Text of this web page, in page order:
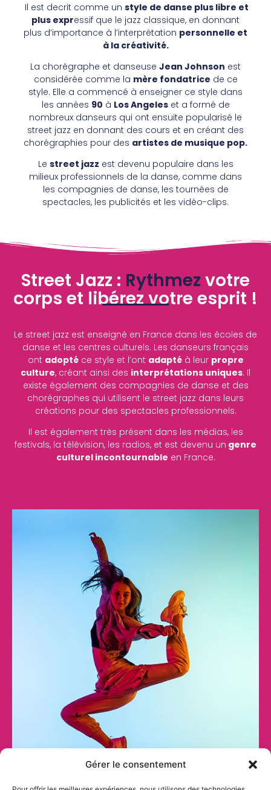
Gérer le consentement
Il est decrit comme un style de danse plus libre et
plus expressif que le jazz classique, en donnant
plus d’importance à l’interprétation personnelle et
à la créativité.
La chorégraphe et danseuse Jean Johnson est
considérée comme la mère fondatrice de ce
style. Elle a commencé à enseigner ce style dans
les années 90 à Los Angeleset a formé de
nombreux danseurs qui ont ensuite popularisé le
street jazz en donnant des cours et en créant des
chorégraphies pour des artistes de musique pop.
Le street jazz est devenu populaire dans les
milieux professionnels de la danse, comme dans
les compagnies de danse, les tournées de
spectacles, les publicités et les vidéo-clips.
Street Jazz : Rythmez votre
corps et libérez votre esprit !
Le street jazz est enseigné en France dans les écoles de
danse et les centres culturels. Les danseurs français
ont adoptéce style et l’ont adaptéà leur propre
culture, créant ainsi des interprétations uniques. Il
existe également des compagnies de danse et des
chorégraphes qui utilisent le street jazz dans leurs
créations pour des spectacles professionnels.
Il est également très présent dans les médias, les
festivals, la télévision, les radios, et est devenu un genre
culturel incontournable en France.